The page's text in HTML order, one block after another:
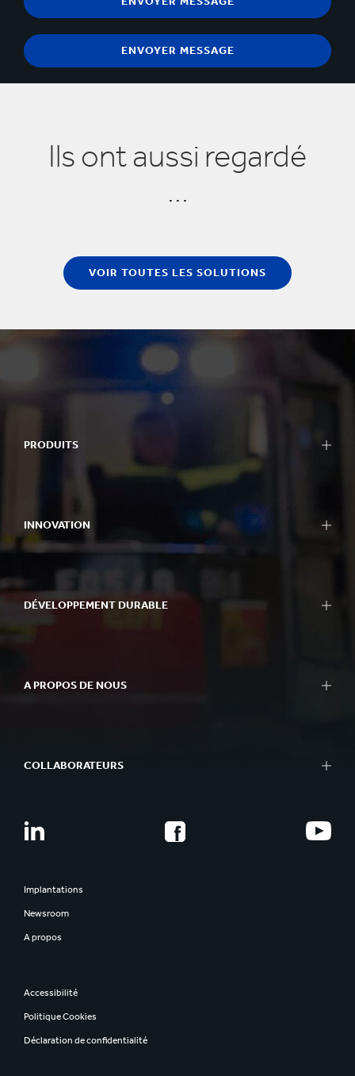
Ils ont aussi regardé
...
VOIR TOUTES LES SOLUTIONS
PRODUITS
INNOVATION
DÉVELOPPEMENT DURABLE
A PROPOS DE NOUS
COLLABORATEURS
Implantations
Newsroom
A propos
Accessibilité
Politique Cookies
Déclaration de confidentialité